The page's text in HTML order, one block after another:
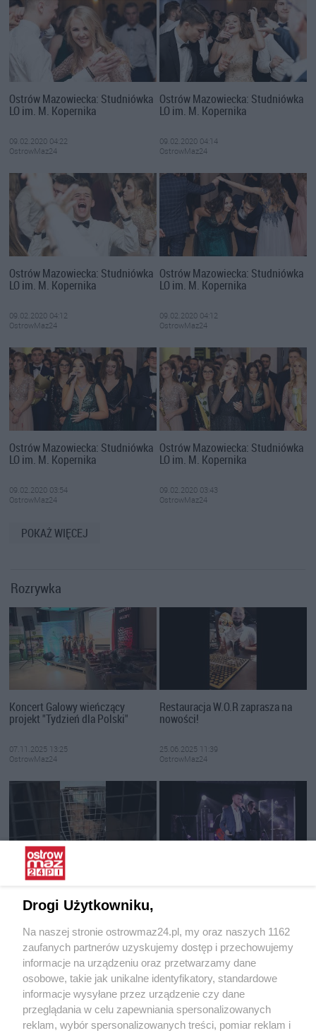
Ostrów Mazowiecka: Studniówka
LO im. M. Kopernika
09.02.2020 04:22
OstrowMaz24
Ostrów Mazowiecka: Studniówka
LO im. M. Kopernika
09.02.2020 04:14
OstrowMaz24
Ostrów Mazowiecka: Studniówka
LO im. M. Kopernika
09.02.2020 04:12
OstrowMaz24
Ostrów Mazowiecka: Studniówka
LO im. M. Kopernika
09.02.2020 04:12
OstrowMaz24
Ostrów Mazowiecka: Studniówka
LO im. M. Kopernika
09.02.2020 03:54
OstrowMaz24
Ostrów Mazowiecka: Studniówka
LO im. M. Kopernika
09.02.2020 03:43
OstrowMaz24
POKAŻ WIĘCEJ
Rozrywka
Koncert Galowy wieńczący
projekt "Tydzień dla Polski"
07.11.2025 13:25
OstrowMaz24
Restauracja W.O.R zaprasza na
nowości!
25.06.2025 11:39
OstrowMaz24
Interwencja Pogotowia dla
OstrowMaz24
OstrowMaz24
Drogi Użytkowniku,
Na naszej stronie ostrowmaz24.pl, my oraz naszych 1162
zaufanych partnerów uzyskujemy dostęp i przechowujemy
informacje na urządzeniu oraz przetwarzamy dane
osobowe, takie jak unikalne identyfikatory, standardowe
informacje wysyłane przez urządzenie czy dane
przeglądania w celu zapewniania spersonalizowanych
reklam, wybór spersonalizowanych treści, pomiar reklam i